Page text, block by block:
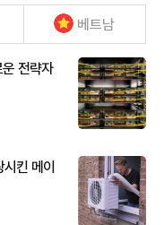
베트남
전략자
킨 메이